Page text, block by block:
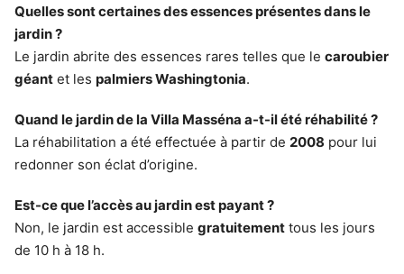
Quelles sont certaines des essences présentes dans le
jardin ?
Le jardin abrite des essences rares telles que le caroubier
géant et les palmiers Washingtonia.
Quand le jardin de la Villa Masséna a-t-il été réhabilité ?
La réhabilitation a été effectuée à partir de 2008 pour lui
redonner son éclat d’origine.
Est-ce que l’accès au jardin est payant ?
Non, le jardin est accessible gratuitement tous les jours
de 10 h à 18 h.